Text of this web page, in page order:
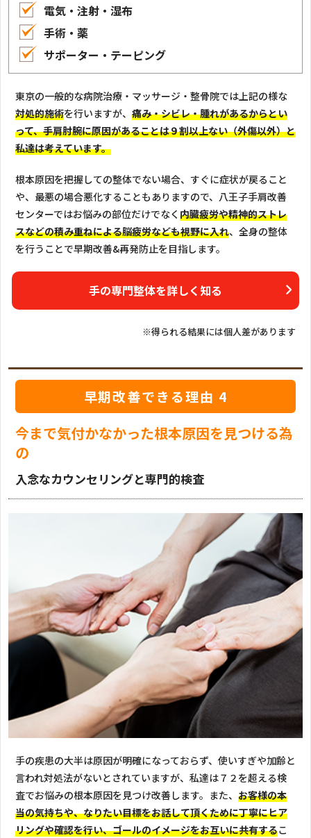
電気・注射・湿布
手術・薬
サポーター・テーピング
東京の一般的な病院治療・マッサージ・整骨院では上記の様な
対処的施術を行いますが、 痛み・シビレ・腫れがあるからとい
って、手肩肘腕に原因があることは９割以上ない（外傷以外）と
私達は考えています。
根本原因を把握しての整体でない場合、すぐに症状が戻ること
や、最悪の場合悪化することもありますので、八王子手肩改善
センターではお悩みの部位だけでなく 内臓疲労や精神的ストレ
スなどの積み重ねによる脳疲労なども視野に入れ、全身の整体
を行うことで早期改善&再発防止を目指します。
手の専門整体を詳しく知る
※得られる結果には個人差があります
早期改善できる理由 4
今まで気付かなかった根本原因を見つける為
の
入念なカウンセリングと専門的検査
手の疾患の大半は原因が明確になっておらず、使いすぎや加齢と
言われ対処法がないとされていますが、私達は７２を超える検
査でお悩みの根本原因を見つけ改善します。また、 お客様の本
当の気持ちや、なりたい目標をお話して頂くために丁寧にヒア
リングや確認を行い、ゴールのイメージをお互いに共有するこ